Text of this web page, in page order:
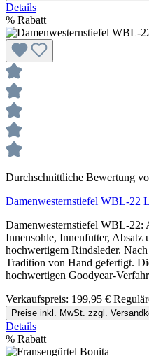
Details
% Rabatt
Durchschnittliche Bewertung
Damenwesternstiefel WBL-22
Damenwesternstiefel WBL-22:
Innensohle, Innenfutter, Absatz
hochwertigem Rindsleder.
Tradition von Hand gefertigt.
hochwertigen Goodyear-
Verkaufspreis: 199,95 €
Preise inkl. MwSt. zzgl.
Details
% Rabatt